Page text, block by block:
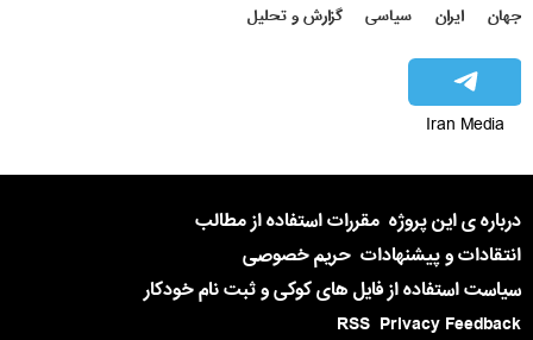
جهان ایران سیاسی گزارش و تحلیل
Iran Media
درباره ی این پروژه مقررات استفاده از مطالب
انتقادات و پیشنهادات حریم خصوصی
سیاست استفاده از فایل های کوکی و ثبت نام خودکار
Privacy Feedback
RSS